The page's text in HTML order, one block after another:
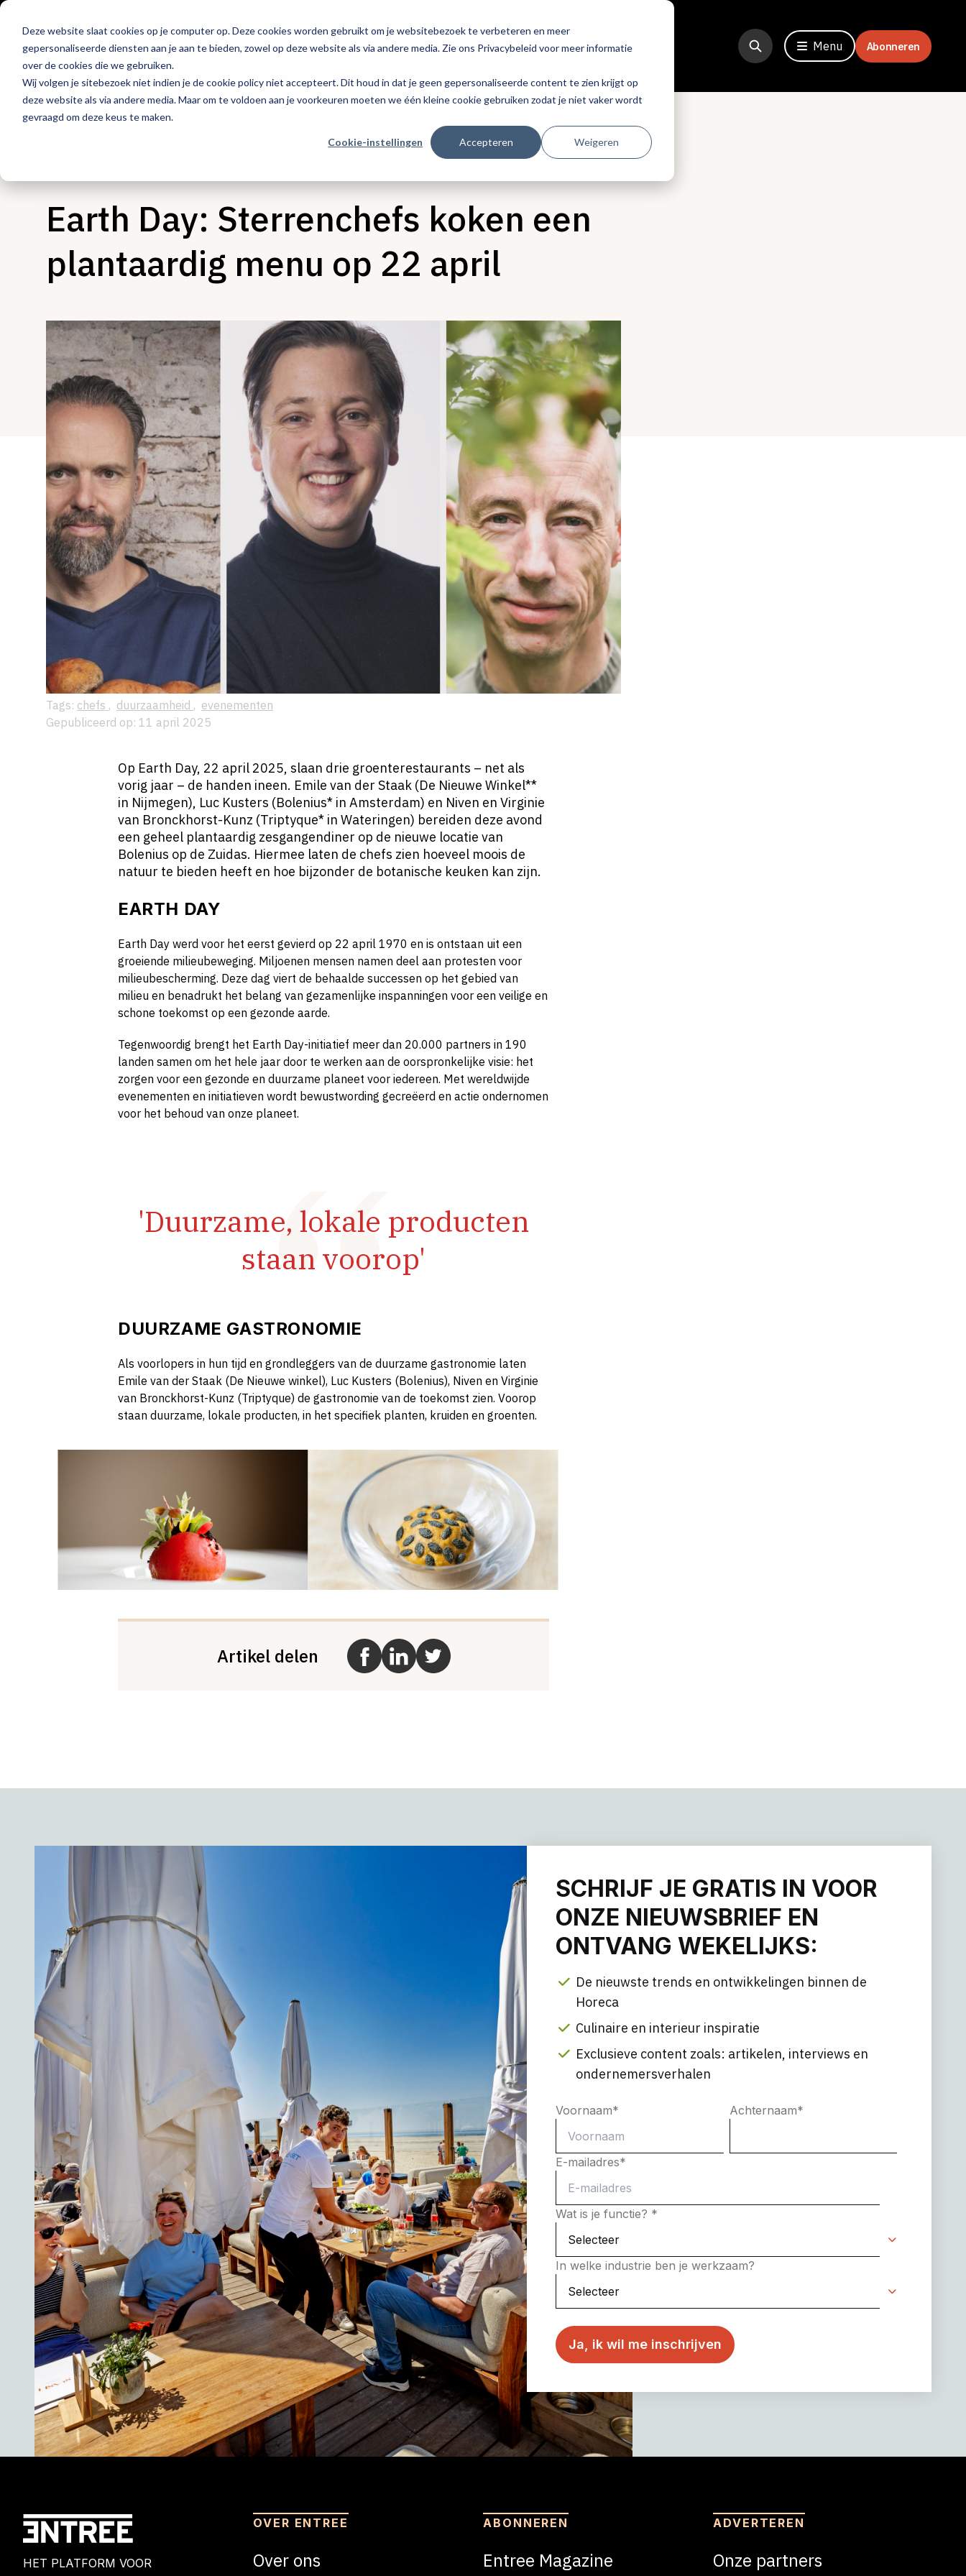
Deze website slaat cookies op je computer op. Deze cookies worden gebruikt om je websitebezoek te verbeteren en meer
gepersonaliseerde diensten aan je aan te bieden, zowel op deze website als via andere media. Zie ons Privacybeleid voor meer informatie
over de cookies die we gebruiken.
Wij volgen je sitebezoek niet indien je de cookie policy niet accepteert. Dit houd in dat je geen gepersonaliseerde content te zien krijgt op
deze website als via andere media. Maar om te voldoen aan je voorkeuren moeten we één kleine cookie gebruiken zodat je niet vaker wordt
gevraagd om deze keus te maken.
Cookie-instellingen Accepteren Weigeren
Hét platform voor
de horeca
Menu Abonneren
Earth Day: Sterrenchefs koken een
plantaardig menu op 22 april
Tags: chefs , duurzaamheid , evenementen
Gepubliceerd op: 11 april 2025
Op Earth Day, 22 april 2025, slaan drie groenterestaurants – net als
vorig jaar – de handen ineen. Emile van der Staak (De Nieuwe Winkel**
in Nijmegen), Luc Kusters (Bolenius* in Amsterdam) en Niven en Virginie
van Bronckhorst-Kunz (Triptyque* in Wateringen) bereiden deze avond
een geheel plantaardig zesgangendiner op de nieuwe locatie van
Bolenius op de Zuidas. Hiermee laten de chefs zien hoeveel moois de
natuur te bieden heeft en hoe bijzonder de botanische keuken kan zijn.
EARTH DAY
Earth Day werd voor het eerst gevierd op 22 april 1970 en is ontstaan uit een
groeiende milieubeweging. Miljoenen mensen namen deel aan protesten voor
milieubescherming. Deze dag viert de behaalde successen op het gebied van
milieu en benadrukt het belang van gezamenlijke inspanningen voor een veilige en
schone toekomst op een gezonde aarde.
Tegenwoordig brengt het Earth Day-initiatief meer dan 20.000 partners in 190
landen samen om het hele jaar door te werken aan de oorspronkelijke visie: het
zorgen voor een gezonde en duurzame planeet voor iedereen. Met wereldwijde
evenementen en initiatieven wordt bewustwording gecreëerd en actie ondernomen
voor het behoud van onze planeet.
'Duurzame, lokale producten
staan voorop'
DUURZAME GASTRONOMIE
Als voorlopers in hun tijd en grondleggers van de duurzame gastronomie laten
Emile van der Staak (De Nieuwe winkel), Luc Kusters (Bolenius), Niven en Virginie
van Bronckhorst-Kunz (Triptyque) de gastronomie van de toekomst zien. Voorop
staan duurzame, lokale producten, in het specifiek planten, kruiden en groenten.
Artikel delen
SCHRIJF JE GRATIS IN VOOR
ONZE NIEUWSBRIEF EN
ONTVANG WEKELIJKS:
De nieuwste trends en ontwikkelingen binnen de
Horeca
Culinaire en interieur inspiratie
Exclusieve content zoals: artikelen, interviews en
ondernemersverhalen
Voornaam* Achternaam*
E-mailadres*
Wat is je functie? *
In welke industrie ben je werkzaam?
HET PLATFORM VOOR
OVER ENTREE
Over ons
ABONNEREN
Entree Magazine
ADVERTEREN
Onze partners